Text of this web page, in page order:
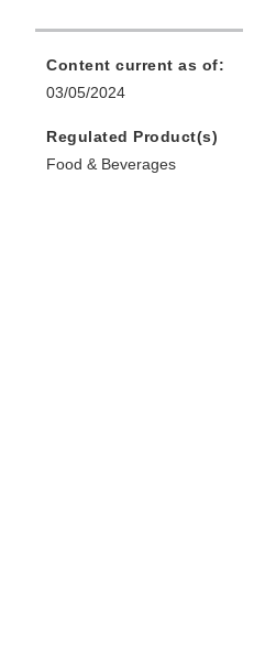
Content current as of:
03/05/2024
Regulated Product(s)
Food & Beverages